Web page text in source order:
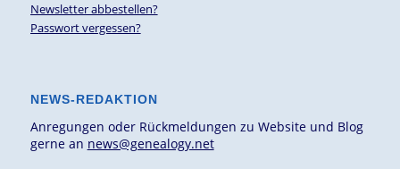
Newsletter abbestellen?
Passwort vergessen?
NEWS-REDAKTION
Anregungen oder Rückmeldungen zu Website und Blog
gerne an news@genealogy.net